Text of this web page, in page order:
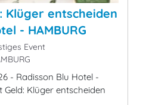
Klüger entscheiden
- HAMBURG
Event
- Radisson Blu Hotel -
Geld: Klüger entscheiden